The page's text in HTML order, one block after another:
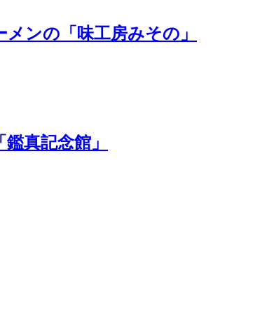
ンの「味工房みその」
真記念館」